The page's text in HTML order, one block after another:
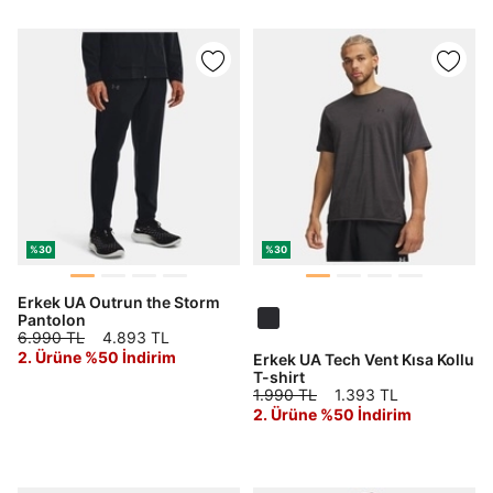
%30
Erkek UA Outrun the Storm
Pantolon
6.990 TL
4.893 TL
2. Ürüne %50 İndirim
%30
Erkek UA Tech Vent Kısa Kollu
T-shirt
1.990 TL
1.393 TL
2. Ürüne %50 İndirim
dışında bulunması sebebiyle yurt dışında mukim
Amazon Inc. ve Google LLC. ile paylaşılmasını kabul
ediyorum.